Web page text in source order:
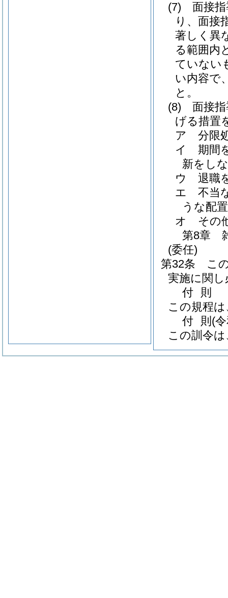
(7)
面接
り、面接
著しく異
る範囲内
ていない
い内容で
と。
(8)
面接
げる措置
ア
分限
イ
期間
新をし
ウ
退職
エ
不当
うな配
オ
その
第8章
(委任)
第32条
こ
実施に関
付 則
この規程
付 則 (
この訓令